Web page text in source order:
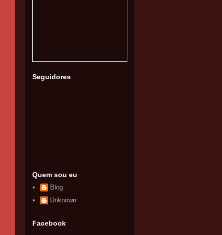
Seguidores
Quem sou eu
Blog
Unknown
Facebook